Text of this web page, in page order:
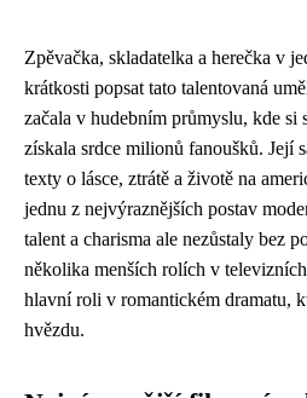
Zpěvačka, skladatelka a herečka v
krátkosti popsat tato talentovaná
začala v hudebním průmyslu, kde si
získala srdce milionů fanoušků. Její
texty o lásce, ztrátě a životě na
jednu z nejvýraznějších postav
talent a charisma ale nezůstaly bez
několika menších rolích v
hlavní roli v romantickém dramatu,
hvězdu.